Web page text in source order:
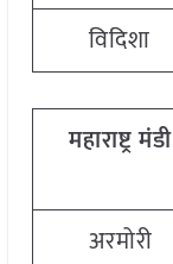
विदिशा
महाराष्ट्र मंडी
अरमोरी